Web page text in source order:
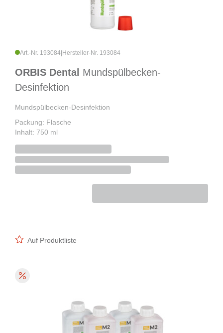
Art.-Nr. 193084 Hersteller-Nr. 193084
ORBIS Dental Mundspülbecken-
Desinfektion
Mundspülbecken-Desinfektion
Packung: Flasche
Inhalt: 750 ml
Auf Produktliste